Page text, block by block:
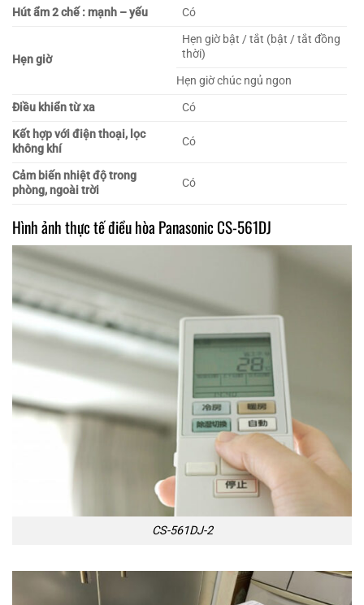
Hút ẩm 2 chế : mạnh – yếu
Có
Hẹn giờ
Hẹn giờ bật / tắt (bật / tắt đồng
thời)
Hẹn giờ chúc ngủ ngon
Điều khiển từ xa
Có
Kết hợp với điện thoại, lọc
không khí
Có
Cảm biến nhiệt độ trong
phòng, ngoài trời
Có
Hình ảnh thực tế điều hòa Panasonic CS-561DJ
CS-561DJ-2